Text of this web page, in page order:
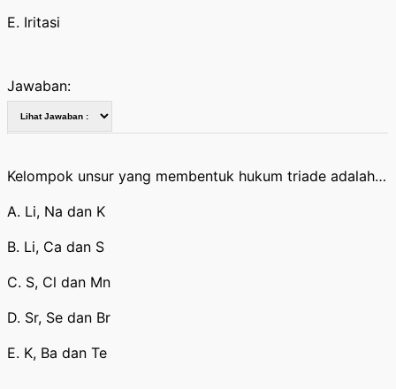
E. Iritasi
Jawaban:
Kelompok unsur yang membentuk hukum triade adalah…
A. Li, Na dan K
B. Li, Ca dan S
C. S, Cl dan Mn
D. Sr, Se dan Br
E. K, Ba dan Te